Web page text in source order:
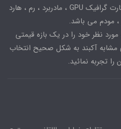
- ، سی پی یو CPU پردازنده ، کارت گرافیک GPU ، مادربرد ، رم ، هارد
، مودم می باشد.
نظر خود را در یک بازه قیمتی
مشابه آکبند به شکل صحیح انتخاب
تجربه نمائید.